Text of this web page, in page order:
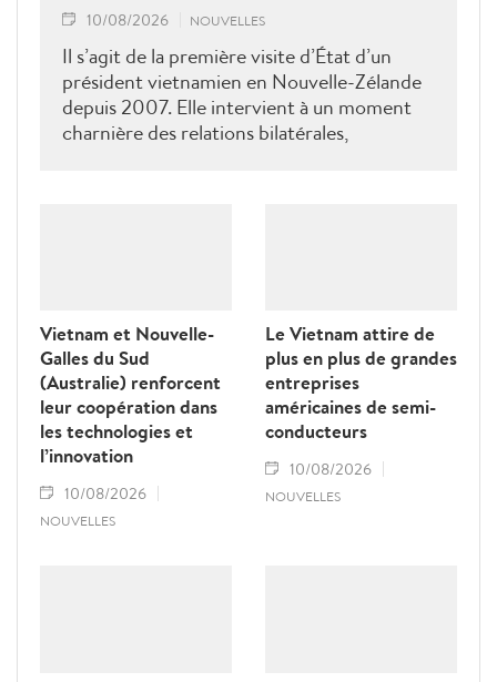
10/08/2026 NOUVELLES
Il s’agit de la première visite d’État d’un
président vietnamien en Nouvelle-Zélande
depuis 2007. Elle intervient à un moment
charnière des relations bilatérales,
Vietnam et Nouvelle-
Galles du Sud
(Australie) renforcent
leur coopération dans
les technologies et
l’innovation
10/08/2026
NOUVELLES
Le Vietnam attire de
plus en plus de grandes
entreprises
américaines de semi-
conducteurs
10/08/2026
NOUVELLES